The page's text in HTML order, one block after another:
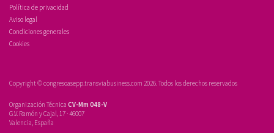
Política de privacidad
Aviso legal
Condiciones generales
Cookies
Copyright © congresoasepp.transviabusiness.com 2026. Todos los derechos reservados
Organización Técnica CV-Mm 048-V
G.V. Ramón y Cajal, 17 · 46007
Valencia, España